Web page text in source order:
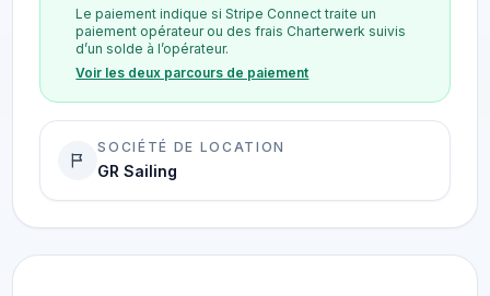
Le paiement indique si Stripe Connect traite un
paiement opérateur ou des frais Charterwerk suivis
d’un solde à l’opérateur.
Voir les deux parcours de paiement
SOCIÉTÉ DE LOCATION
GR Sailing